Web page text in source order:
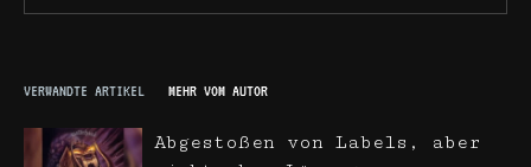
VERWANDTE ARTIKEL MEHR VOM AUTOR
Abgestoßen von Labels, aber